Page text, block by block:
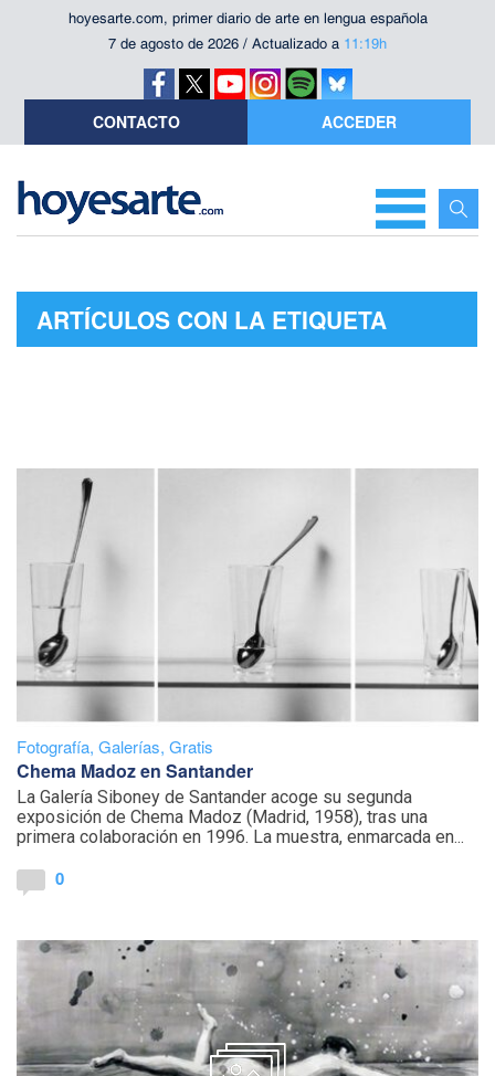
hoyesarte.com, primer diario de arte en lengua española
7 de agosto de 2026 / Actualizado a 11:19h
CONTACTO ACCEDER
ARTÍCULOS CON LA ETIQUETA
Fotografía, Galerías, Gratis
Chema Madoz en Santander
La Galería Siboney de Santander acoge su segunda
exposición de Chema Madoz (Madrid, 1958), tras una
primera colaboración en 1996. La muestra, enmarcada en...
0